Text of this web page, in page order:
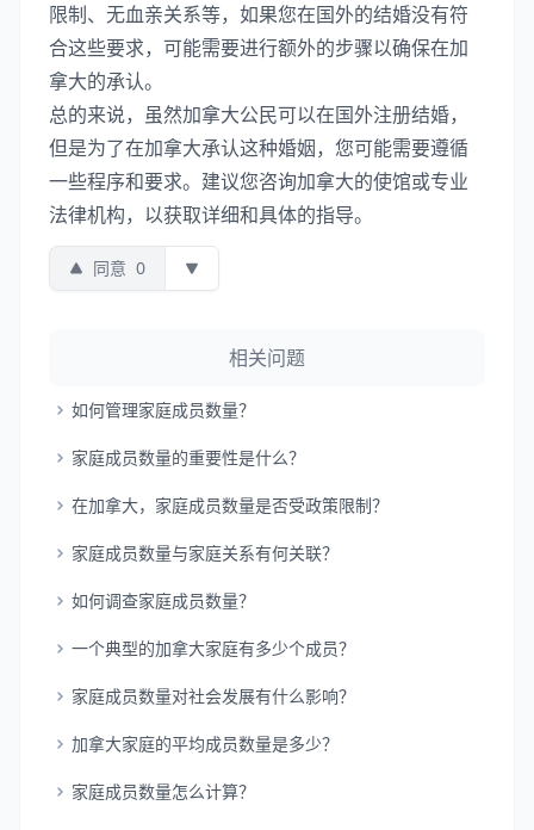
限制、无血亲关系等，如果您在国外的结婚没有符
合这些要求，可能需要进行额外的步骤以确保在加
拿大的承认。
总的来说，虽然加拿大公民可以在国外注册结婚，
但是为了在加拿大承认这种婚姻，您可能需要遵循
一些程序和要求。建议您咨询加拿大的使馆或专业
法律机构，以获取详细和具体的指导。
同意 0
相关问题
如何管理家庭成员数量？
家庭成员数量的重要性是什么？
在加拿大，家庭成员数量是否受政策限制？
家庭成员数量与家庭关系有何关联？
如何调查家庭成员数量？
一个典型的加拿大家庭有多少个成员？
家庭成员数量对社会发展有什么影响？
加拿大家庭的平均成员数量是多少？
家庭成员数量怎么计算？